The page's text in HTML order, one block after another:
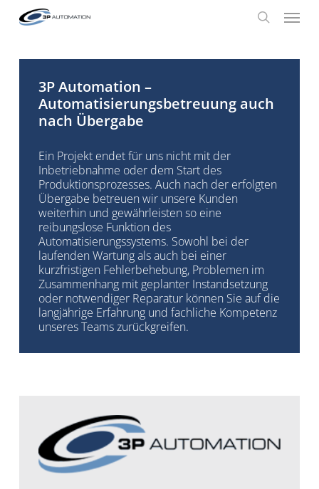
Menu
3P Automation –
Automatisierungsbetreuung auch
nach Übergabe
Ein Projekt endet für uns nicht mit der
Inbetriebnahme oder dem Start des
Produktionsprozesses. Auch nach der erfolgten
Übergabe betreuen wir unsere Kunden
weiterhin und gewährleisten so eine
reibungslose Funktion des
Automatisierungssystems. Sowohl bei der
laufenden Wartung als auch bei einer
kurzfristigen Fehlerbehebung, Problemen im
Zusammenhang mit geplanter Instandsetzung
oder notwendiger Reparatur können Sie auf die
langjährige Erfahrung und fachliche Kompetenz
unseres Teams zurückgreifen.